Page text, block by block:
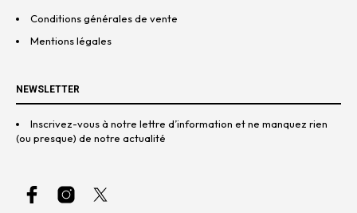
Conditions générales de vente
Mentions légales
NEWSLETTER
Inscrivez-vous à notre lettre d’information et ne manquez rien
(ou presque) de notre actualité